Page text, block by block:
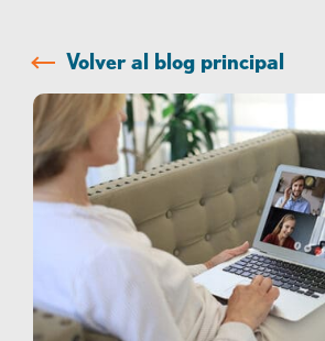
Volver al blog principal